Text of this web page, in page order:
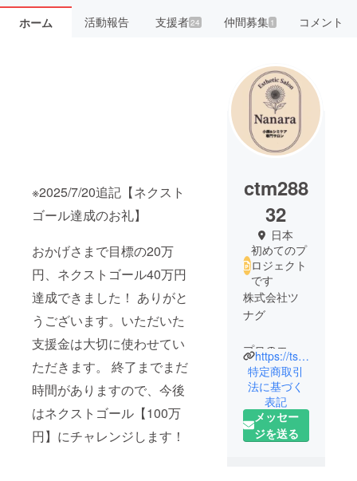
ホーム 活動報告 支援者 24 仲間募集 1 コメント
※2025/7/20追記【ネクスト
ゴール達成のお礼】
おかげさまで目標の20万
円、ネクストゴール40万円
達成できました！ ありがと
うございます。いただいた
支援金は大切に使わせてい
ただきます。 終了までまだ
時間がありますので、今後
はネクストゴール【100万
円】にチャレンジします！
ctm288
32
日本
初めてのプ
ロジェクト
です
株式会社ツ
ナグ
プロのエス
テティシャ
ンへのセミ
ナー業を中
心に事業を
展開。
https://tsunagu-ltd.studio.site
特定商取引
法に基づく
表記
メッセー
ジを送る